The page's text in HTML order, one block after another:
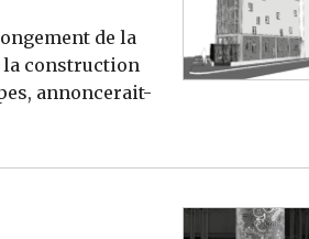
de la
la construction
annoncerait-